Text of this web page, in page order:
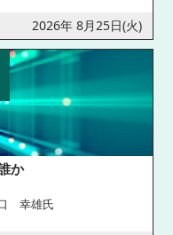
2026年 8月25日(火)
か
幸雄氏